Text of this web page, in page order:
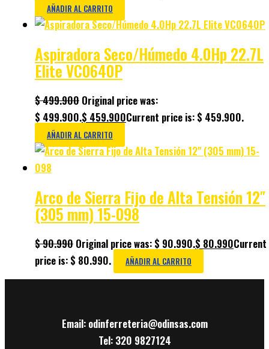
AÑADIR AL CARRITO
Aspiradora Seco/Húmedo 4.0Hp 22.7L
Elite VC0640P
$499.900 Original price was:
$ 499.900.$ 459.900Current price is: $ 459.900.
AÑADIR AL CARRITO
Arco de Sierra Fijo de Alta Tensión 12″
(305 mm) 15-098
$90.990 Original price was: $ 90.990.$ 80.990Current
price is: $ 80.990.
AÑADIR AL CARRITO
Email: odinferreteria@odinsas.com
Tel: 320 9827124